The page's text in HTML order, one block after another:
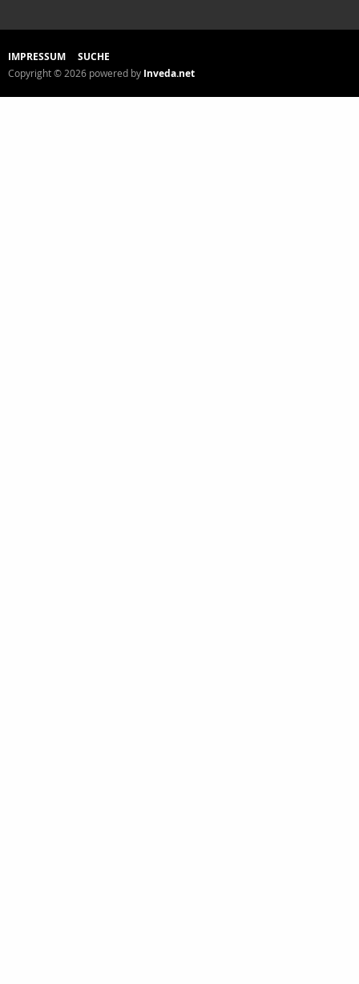
IMPRESSUM SUCHE
Copyright © 2026 powered by Inveda.net